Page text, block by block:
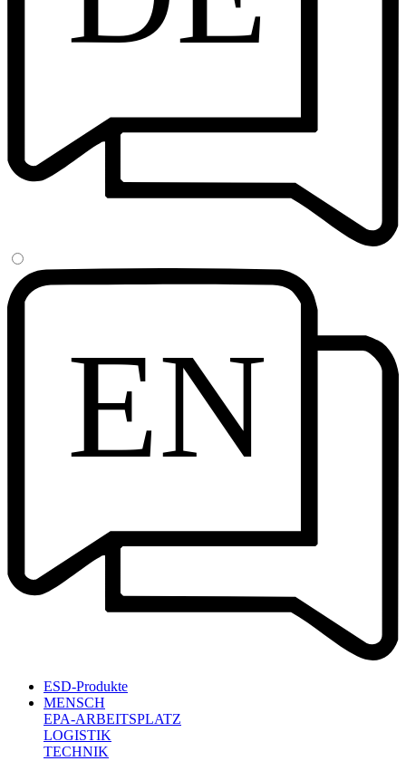
EN
ESD-Produkte
MENSCH
EPA-ARBEITSPLATZ
LOGISTIK
TECHNIK